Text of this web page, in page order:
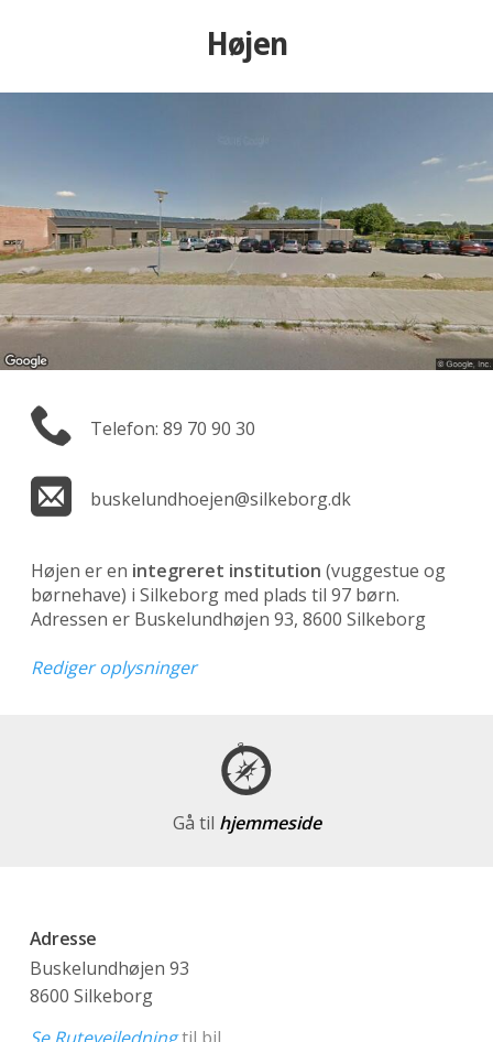
Højen
Telefon: 89 70 90 30
buskelundhoejen@silkeborg.dk
Højen er en integreret institution (vuggestue og
børnehave) i Silkeborg med plads til 97 børn.
Adressen er Buskelundhøjen 93, 8600 Silkeborg
Rediger oplysninger
Gå til hjemmeside
Adresse
Buskelundhøjen 93
8600 Silkeborg